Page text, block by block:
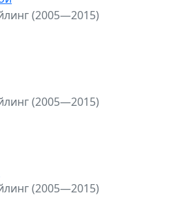
(2005—2015)
(2005—2015)
(2005—2015)